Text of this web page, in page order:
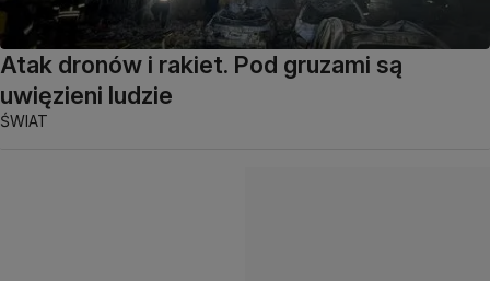
Atak dronów i rakiet. Pod gruzami są
uwięzieni ludzie
ŚWIAT